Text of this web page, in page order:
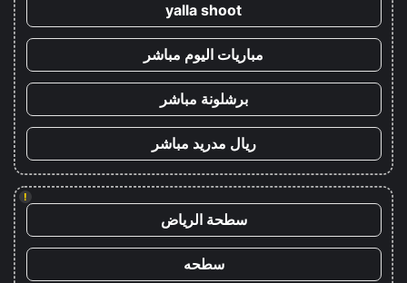
yalla shoot
مباريات اليوم مباشر
برشلونة مباشر
ريال مدريد مباشر
!
سطحة الرياض
سطحه